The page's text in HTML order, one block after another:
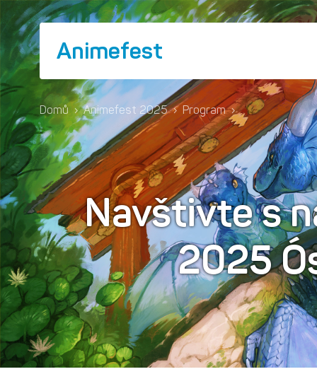
Animefest
Domů › Animefest 2025 › Program ›
Navštivte s
2025